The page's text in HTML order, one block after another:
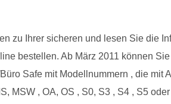
zu Ihrer sicheren und lesen Sie die
bestellen. Ab März 2011 können
Safe mit Modellnummern , die mit
MSW , OA, OS , S0, S3 , S4 , S5